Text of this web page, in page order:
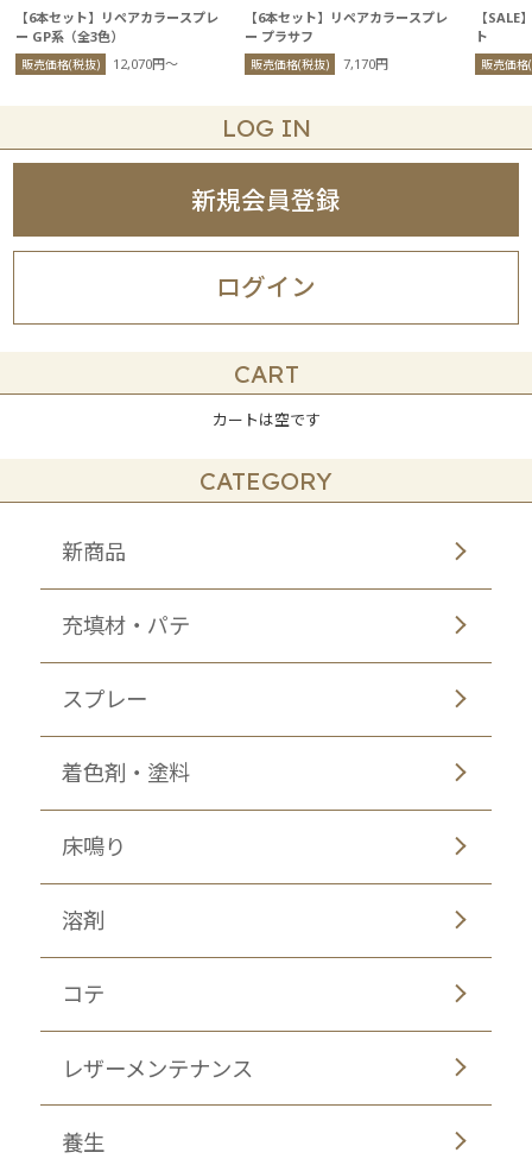
【6本セット】リペアカラースプレ
ー GP系（全3色）
販売価格(税抜) 12,070円〜
【6本セット】リペアカラースプレ
ー プラサフ
販売価格(税抜) 7,170円
【SALE
ト
販売価格
LOG IN
ログイン
新規会員登録
CART
カートは空です
CATEGORY
新商品
充填材・パテ
スプレー
着色剤・塗料
床鳴り
溶剤
コテ
レザーメンテナンス
養生